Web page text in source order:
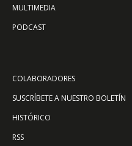
MULTIMEDIA
PODCAST
COLABORADORES
SUSCRÍBETE A NUESTRO BOLETÍN
HISTÓRICO
RSS